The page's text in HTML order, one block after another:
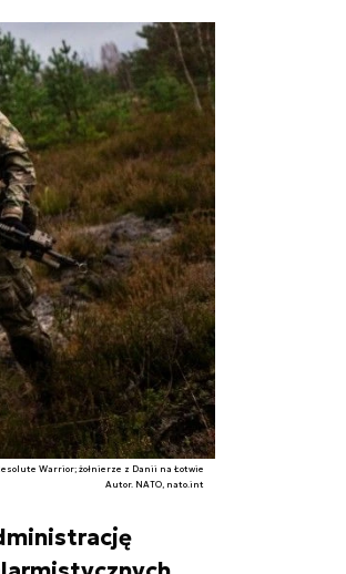
Warrior; żołnierze z Danii na Łotwie
Autor. NATO, nato.int